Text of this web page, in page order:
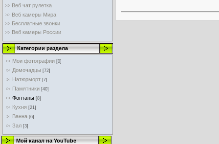
Веб чат рулетка
Веб камеры Мира
Бесплатные звонки
Веб камеры России
Категории раздела
Мои фотографии [0]
Домочадцы [72]
Натюрморт [7]
Памятники [40]
Фонтаны [8]
Кухня [21]
Ванна [6]
Зал [3]
Мой канал на YouTube